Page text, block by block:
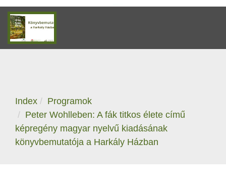
Index
Programok
Peter Wohlleben: A fák titkos élete című
képregény magyar nyelvű kiadásának
könyvbemutatója a Harkály Házban